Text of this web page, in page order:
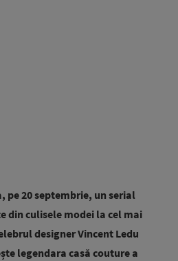
pe 20 septembrie, un serial
din culisele modei la cel mai
designer Vincent Ledu
legendara casă couture a